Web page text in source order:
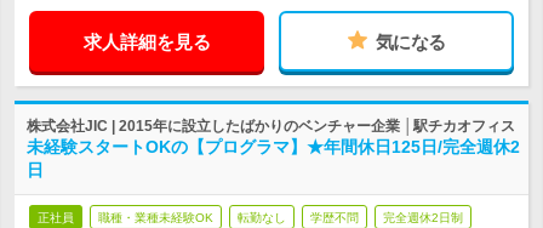
求人詳細を見る 気になる
株式会社JIC | 2015年に設立したばかりのベンチャー企業 │駅チカオフィス
未経験スタートOKの【プログラマ】★年間休日125日/完全週休2
日
正社員 職種・業種未経験OK 転勤なし 学歴不問 完全週休2日制